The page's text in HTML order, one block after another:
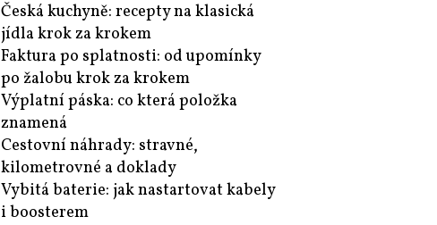
Česká kuchyně: recepty na klasická
jídla krok za krokem
Faktura po splatnosti: od upomínky
po žalobu krok za krokem
Výplatní páska: co která položka
znamená
Cestovní náhrady: stravné,
kilometrovné a doklady
Vybitá baterie: jak nastartovat kabely
i boosterem